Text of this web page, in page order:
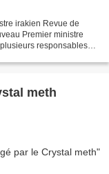
irakien Revue de
Premier ministre
responsables
meth